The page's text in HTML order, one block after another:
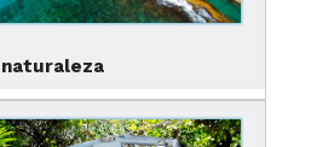
de transportación al